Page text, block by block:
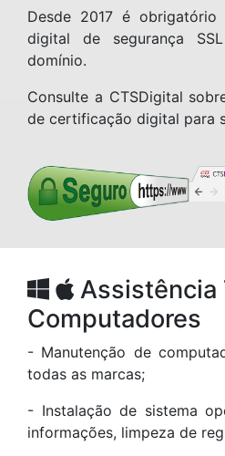
Desde 2017 é
digital de segurança
domínio.
Consulte a CTSDigital
de certificação digital para
Assistência
Computadores
- Manutenção de
todas as marcas;
- Instalação de sistema
informações, limpeza de